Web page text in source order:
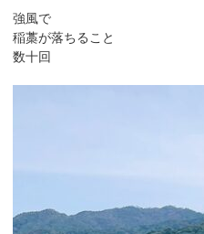
強風で
稲藁が落ちること
数十回